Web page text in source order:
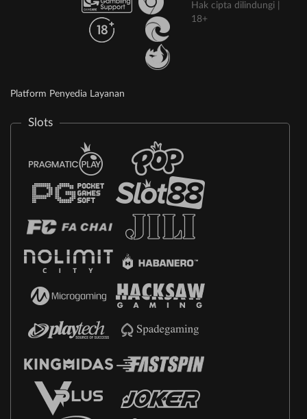
Hak cipta dilindungi |
18+
Platform Penyedia Layanan
Slots